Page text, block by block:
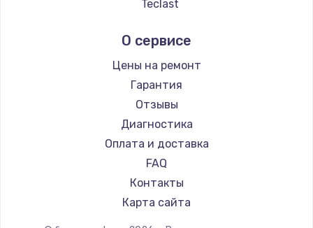
Teclast
Beelink
CHUWI
О сервисе
Цены на ремонт
Гарантия
Отзывы
Диагностика
Оплата и доставка
FAQ
Контакты
Карта сайта